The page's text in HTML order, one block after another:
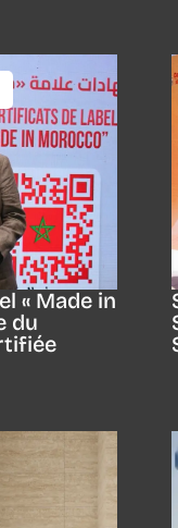
« Made in
du